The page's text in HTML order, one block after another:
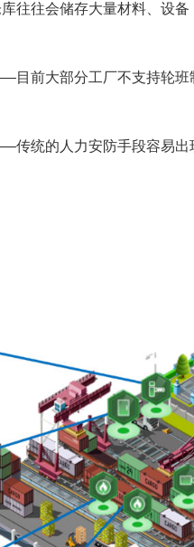
会储存大量材料、设备
大部分工厂不支持轮班
的人力安防手段容易出